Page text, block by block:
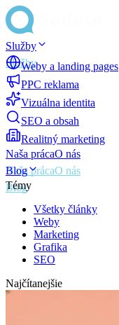
Služby
Weby a landing pages
PPC reklama
Vizuálna identita
SEO a obsah
Realitný marketing
Naša prácaO nás
Blog
Témy
Všetky články
Weby
Marketing
Grafika
SEO
Najčítanejšie